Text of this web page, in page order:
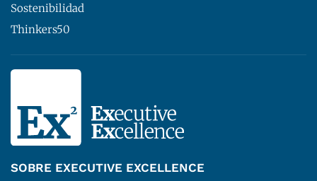
Sostenibilidad
Thinkers50
SOBRE EXECUTIVE EXCELLENCE